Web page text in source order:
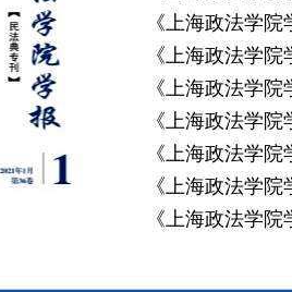
《上海政法学
《上海政法学
《上海政法学
《上海政法学
《上海政法学
《上海政法学
《上海政法学